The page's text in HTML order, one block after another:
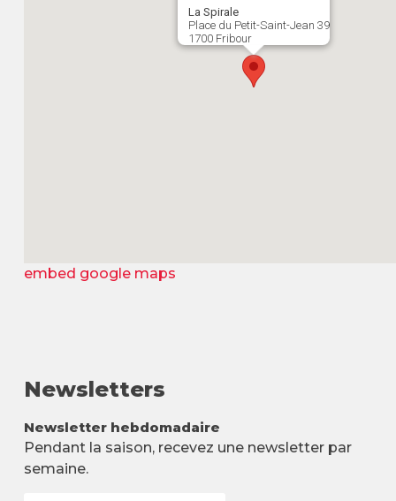
La Spirale
Place du Petit-Saint-Jean 39
1700 Fribour
embed google maps
Newsletters
Newsletter hebdomadaire
Pendant la saison, recevez une newsletter par
semaine.